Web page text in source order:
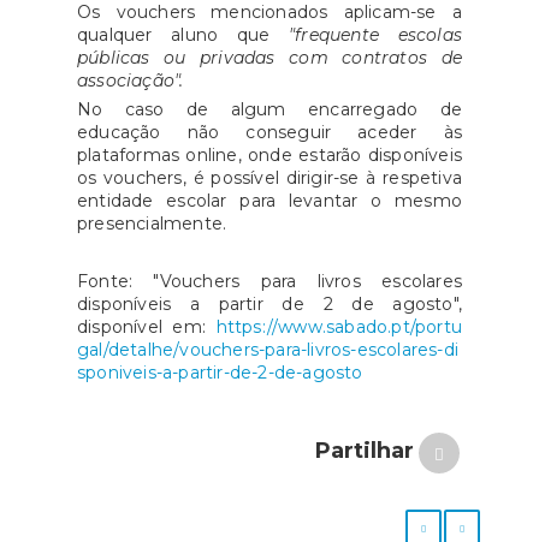
Os vouchers mencionados aplicam-se a
qualquer aluno que "frequente escolas
públicas ou privadas com contratos de
associação".
No caso de algum encarregado de
educação não conseguir aceder às
plataformas online, onde estarão disponíveis
os vouchers, é possível dirigir-se à respetiva
entidade escolar para levantar o mesmo
presencialmente.
Fonte: "Vouchers para livros escolares
disponíveis a partir de 2 de agosto",
disponível em: https://www.sabado.pt/portu
gal/detalhe/vouchers-para-livros-escolares-di
sponiveis-a-partir-de-2-de-agosto
Partilhar